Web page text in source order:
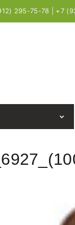
295-75-78 | +7